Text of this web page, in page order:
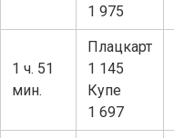
1 975
1 ч. 51
мин.
Плацкарт
1 145
Купе
1 697